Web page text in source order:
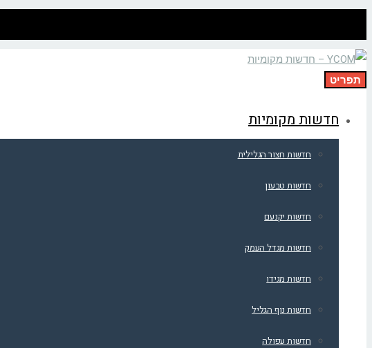
תפריט
חדשות מקומיות
חדשות חצור הגלילית
חדשות טבעון
חדשות יקנעם
חדשות מגדל העמק
חדשות מגידו
חדשות נוף הגליל
חדשות עפולה